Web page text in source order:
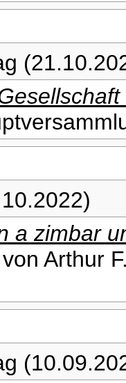
a zimbar
Arthur